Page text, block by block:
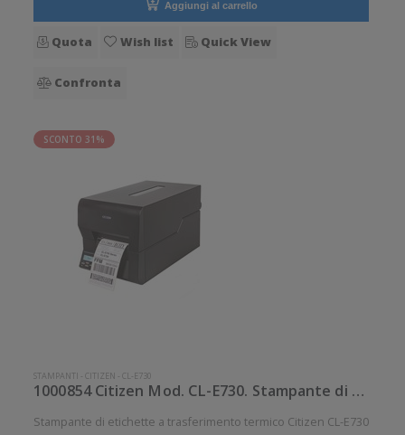
Aggiungi al carrello
Quota Wish list Quick View
Confronta
SCONTO 31%
STAMPANTI -CITIZEN -CL-E730
1000854 Citizen Mod. CL-E730. Stampante di etichette.
Stampante di etichette a trasferimento termico Citizen CL-E730